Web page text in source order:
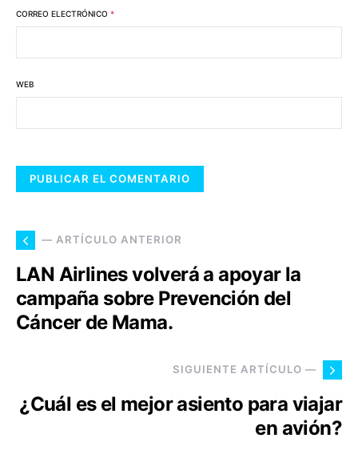
CORREO ELECTRÓNICO *
WEB
— ARTÍCULO ANTERIOR
LAN Airlines volverá a apoyar la
campaña sobre Prevención del
Cáncer de Mama.
SIGUIENTE ARTÍCULO —
¿Cuál es el mejor asiento para viajar
en avión?